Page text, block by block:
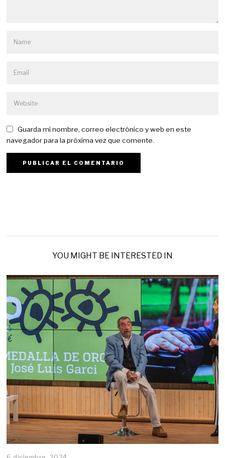
Guarda mi nombre, correo electrónico y web en este
navegador para la próxima vez que comente.
YOU MIGHT BE INTERESTED IN